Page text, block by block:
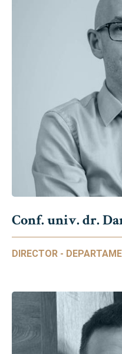
Conf. univ. dr.
DIRECTOR -